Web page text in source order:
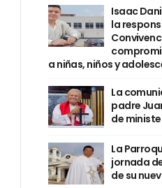
Isaac
la
a niñas, niños y
La
padre
de
La
jornada
de su